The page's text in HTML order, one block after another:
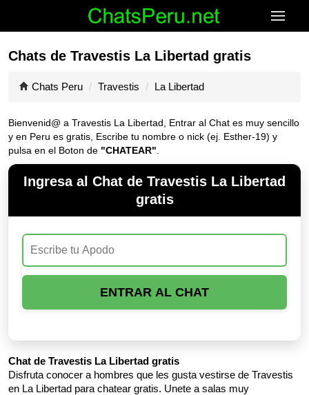
Chats de Travestis La Libertad gratis
Chats Peru Travestis La Libertad
Bienvenid@ a Travestis La Libertad, Entrar al Chat es muy sencillo
y en Peru es gratis, Escribe tu nombre o nick (ej. Esther-19) y
pulsa en el Boton de "CHATEAR"
Ingresa al Chat de Travestis La Libertad
gratis
ENTRAR AL CHAT
Chat de Travestis La Libertad gratis
Disfruta conocer a hombres que les gusta vestirse de Travestis
en La Libertad para chatear gratis. Unete a salas muy